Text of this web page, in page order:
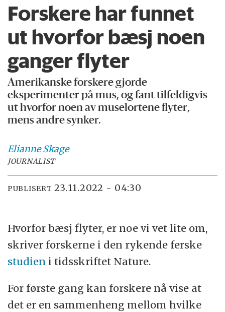
Forskere har funnet
ut hvorfor bæsj noen
ganger flyter
Amerikanske forskere gjorde
eksperimenter på mus, og fant tilfeldigvis
ut hvorfor noen av muselortene flyter,
mens andre synker.
Elianne Skage
JOURNALIST
PUBLISERT 23.11.2022 - 04:30
Hvorfor bæsj flyter, er noe vi vet lite om,
skriver forskerne i den rykende ferske
studien i tidsskriftet Nature.
For første gang kan forskere nå vise at
det er en sammenheng mellom hvilke